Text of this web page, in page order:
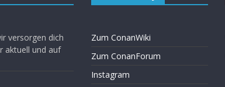
versorgen dich
aktuell und auf
Zum ConanWiki
Zum ConanForum
Instagram